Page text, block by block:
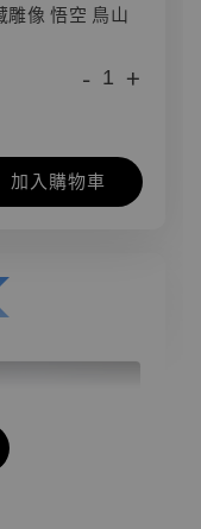
雕像 悟空 鳥山
- +
加入購物車